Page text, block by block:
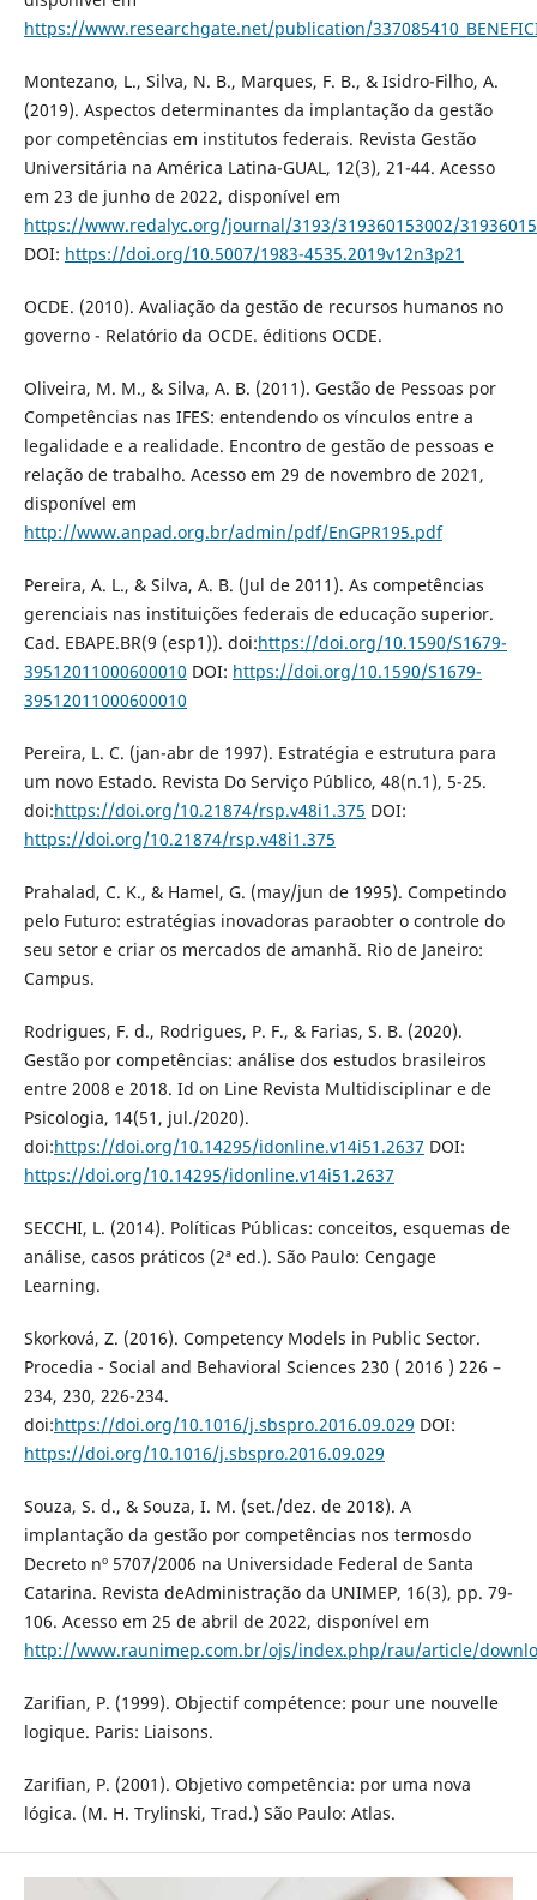
https://www.researchgate.net/publication/
Montezano, L., Silva, N. B., Marques, F. B., & Isidro-Filho, A.
(2019). Aspectos determinantes da implantação da gestão
por competências em institutos federais. Revista Gestão
Universitária na América Latina-GUAL, 12(3), 21-44. Acesso
em 23 de junho de 2022, disponível em
https://www.redalyc.org/journal/3193/319360153002/
DOI: https://doi.org/10.5007/1983-4535.2019v12n3p21
OCDE. (2010). Avaliação da gestão de recursos humanos no
governo - Relatório da OCDE. éditions OCDE.
Oliveira, M. M., & Silva, A. B. (2011). Gestão de Pessoas por
Competências nas IFES: entendendo os vínculos entre a
legalidade e a realidade. Encontro de gestão de pessoas e
relação de trabalho. Acesso em 29 de novembro de 2021,
disponível em
http://www.anpad.org.br/admin/pdf/EnGPR195.pdf
Pereira, A. L., & Silva, A. B. (Jul de 2011). As competências
gerenciais nas instituições federais de educação superior.
Cad. EBAPE.BR(9 (esp1)). doi:https://doi.org/10.1590/S1679-
39512011000600010 DOI: https://doi.org/10.1590/S1679-
39512011000600010
Pereira, L. C. (jan-abr de 1997). Estratégia e estrutura para
um novo Estado. Revista Do Serviço Público, 48(n.1), 5-25.
doi:https://doi.org/10.21874/rsp.v48i1.375 DOI:
https://doi.org/10.21874/rsp.v48i1.375
Prahalad, C. K., & Hamel, G. (may/jun de 1995). Competindo
pelo Futuro: estratégias inovadoras paraobter o controle do
seu setor e criar os mercados de amanhã. Rio de Janeiro:
Campus.
Rodrigues, F. d., Rodrigues, P. F., & Farias, S. B. (2020).
Gestão por competências: análise dos estudos brasileiros
entre 2008 e 2018. Id on Line Revista Multidisciplinar e de
Psicologia, 14(51, jul./2020).
doi:https://doi.org/10.14295/idonline.v14i51.2637 DOI:
https://doi.org/10.14295/idonline.v14i51.2637
SECCHI, L. (2014). Políticas Públicas: conceitos, esquemas de
análise, casos práticos (2ª ed.). São Paulo: Cengage
Learning.
Skorková, Z. (2016). Competency Models in Public Sector.
Procedia - Social and Behavioral Sciences 230 ( 2016 ) 226 –
234, 230, 226-234.
doi:https://doi.org/10.1016/j.sbspro.2016.09.029 DOI:
https://doi.org/10.1016/j.sbspro.2016.09.029
Souza, S. d., & Souza, I. M. (set./dez. de 2018). A
implantação da gestão por competências nos termosdo
Decreto nº 5707/2006 na Universidade Federal de Santa
Catarina. Revista deAdministração da UNIMEP, 16(3), pp. 79-
106. Acesso em 25 de abril de 2022, disponível em
http://www.raunimep.com.br/ojs/index.php/rau/article/
Zarifian, P. (1999). Objectif compétence: pour une nouvelle
logique. Paris: Liaisons.
Zarifian, P. (2001). Objetivo competência: por uma nova
lógica. (M. H. Trylinski, Trad.) São Paulo: Atlas.